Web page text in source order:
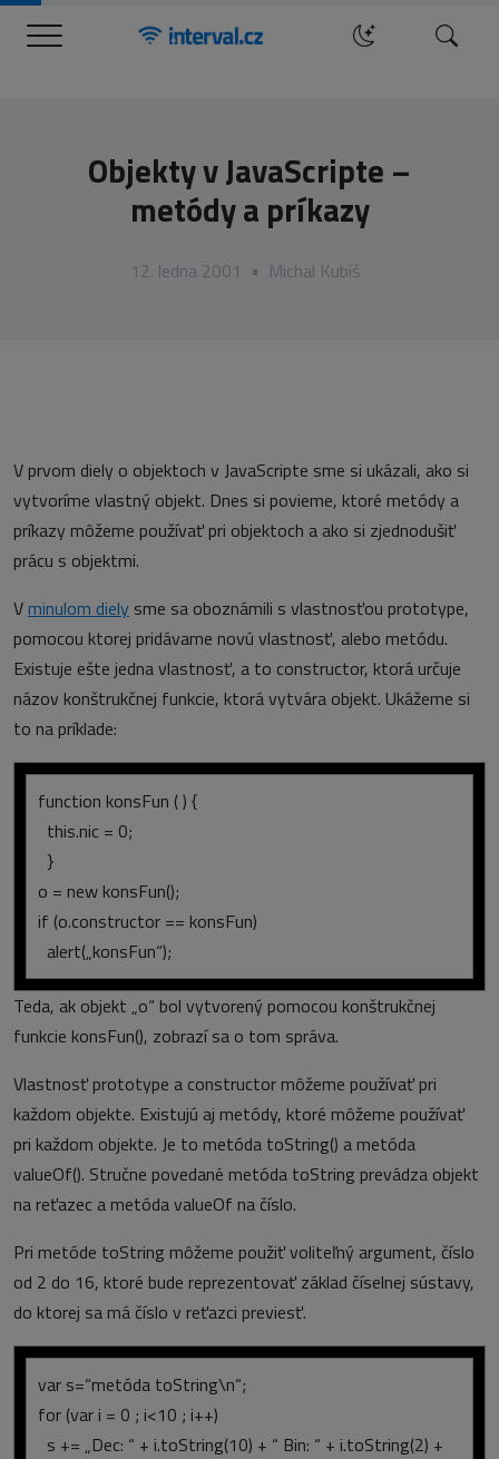
Menu Hledat
Objekty v JavaScripte –
metódy a príkazy
12. ledna 2001 • Michal Kubiš
V prvom diely o objektoch v JavaScripte sme si ukázali, ako si
vytvoríme vlastný objekt. Dnes si povieme, ktoré metódy a
príkazy môžeme používať pri objektoch a ako si zjednodušiť
prácu s objektmi.
Vminulom diely sme sa oboznámili s vlastnosťou prototype,
pomocou ktorej pridávame novú vlastnosť, alebo metódu.
Existuje ešte jedna vlastnosť, a to constructor, ktorá určuje
názov konštrukčnej funkcie, ktorá vytvára objekt. Ukážeme si
to na príklade:
function konsFun ( ) {
this.nic = 0;
}
o = new konsFun();
if (o.constructor == konsFun)
alert(„konsFun“);
Teda, ak objekt „o“ bol vytvorený pomocou konštrukčnej
funkcie konsFun(), zobrazí sa o tom správa.
Vlastnosť prototype a constructor môžeme používať pri
každom objekte. Existujú aj metódy, ktoré môžeme používať
pri každom objekte. Je to metóda toString() a metóda
valueOf(). Stručne povedané metóda toString prevádza objekt
na reťazec a metóda valueOf na číslo.
Pri metóde toString môžeme použiť voliteľný argument, číslo
od 2 do 16, ktoré bude reprezentovať základ číselnej sústavy,
do ktorej sa má číslo v reťazci previesť.
var s=“metóda toString\n“;
for (var i = 0 ; i<10 ; i++)
s += „Dec: “ + i.toString(10) + “ Bin: “ + i.toString(2) +